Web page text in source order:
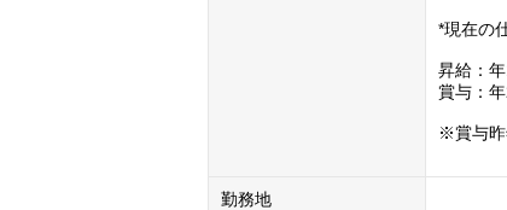
*現在の
昇給：年
賞与：
※賞与昨
勤務地